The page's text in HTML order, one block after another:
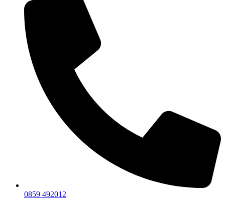
0859 492012